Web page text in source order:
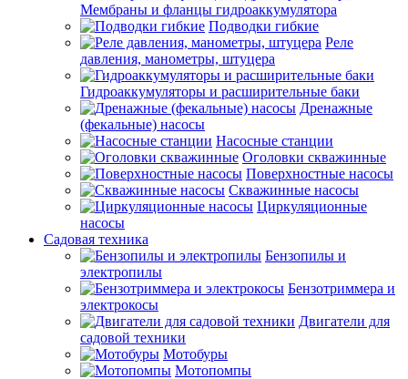
Мембраны и фланцы гидроаккумулятора
Подводки гибкие
Реле
давления, манометры, штуцера
Гидроаккумуляторы и расширительные баки
Дренажные
(фекальные) насосы
Насосные станции
Оголовки скважинные
Поверхностные насосы
Скважинные насосы
Циркуляционные
насосы
Садовая техника
Бензопилы и
электропилы
Бензотриммера и
электрокосы
Двигатели для
садовой техники
Мотобуры
Мотопомпы